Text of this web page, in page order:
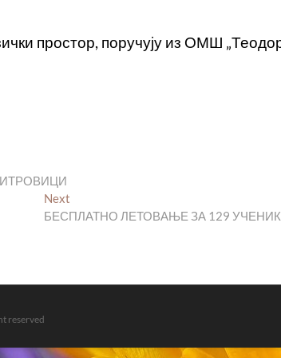
простор, поручују из ОМШ
Next
post:
БЕСПЛАТНО ЛЕТОВАЊЕ ЗА 129
reserved